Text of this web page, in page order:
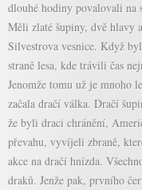
dlouhé hodiny povalovali na
Měli zlaté šupiny, dvě hlavy
Silvestrova vesnice. Když
straně lesa, kde trávili čas
Jenomže tomu už je mnoho
začala dračí válka. Dračí
že byli draci chránění,
převahu, vyvíjeli zbraně,
akce na dračí hnízda.
draků. Jenže pak, prvního